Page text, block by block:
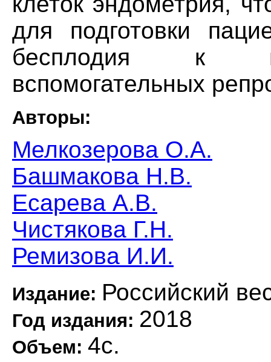
для подготовки
бесплодия к
вспомогательных
Авторы:
Мелкозерова О.А.
Башмакова Н.В.
Есарева А.В.
Чистякова Г.Н.
Ремизова И.И.
Издание: Российский
Год издания: 2018
Объем: 4с.